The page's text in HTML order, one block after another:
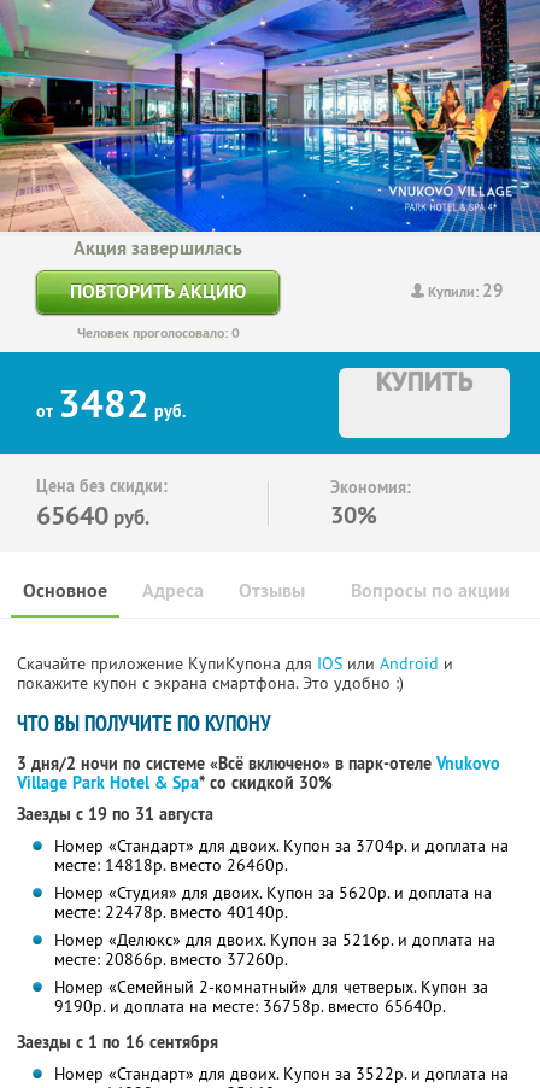
Купили: 29
Акция завершилась
ПОВТОРИТЬ АКЦИЮ
Человек проголосовало: 0
от 3482 руб.
КУПИТЬ
Цена без скидки:
65640 руб.
Экономия:
30%
Основное Отзывы Вопросы по акции
Адреса
Скачайте приложение КупиКупона для IOS или Android и
покажите купон с экрана смартфона. Это удобно :)
ЧТО ВЫ ПОЛУЧИТЕ ПО КУПОНУ
3 дня/2 ночи по системе «Всё включено» в парк-отеле Vnukovo
Village Park Hotel & Spa* со скидкой 30%
Заезды с 19 по 31 августа
Номер «Стандарт» для двоих. Купон за 3704р. и доплата на
месте: 14818р. вместо 26460р.
Номер «Студия» для двоих. Купон за 5620р. и доплата на
месте: 22478р. вместо 40140р.
Номер «Делюкс» для двоих. Купон за 5216р. и доплата на
месте: 20866р. вместо 37260р.
Номер «Семейный 2-комнатный» для четверых. Купон за
9190р. и доплата на месте: 36758р. вместо 65640р.
Заезды с 1 по 16 сентября
Номер «Стандарт» для двоих. Купон за 3522р. и доплата на